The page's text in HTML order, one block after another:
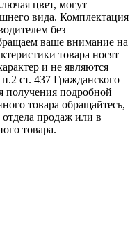
цвет, могут
вида. Комплектация
без
ваше внимание на
товара носят
и не являются
ст. 437 Гражданского
получения подробной
товара обращайтесь,
продаж или в
товара.